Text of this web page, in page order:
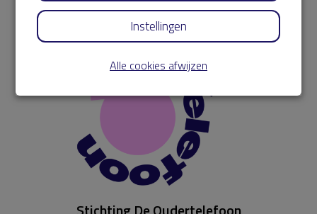
Instellingen
Alle cookies afwijzen